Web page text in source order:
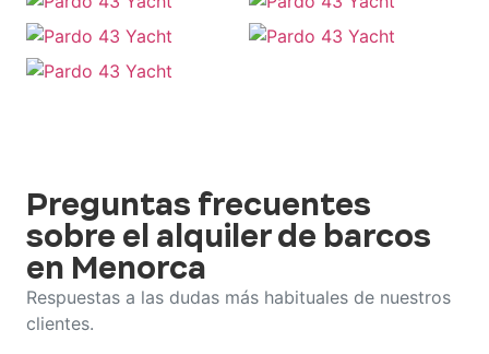
Preguntas frecuentes
sobre el alquiler de barcos
en Menorca
Respuestas a las dudas más habituales de nuestros
clientes.